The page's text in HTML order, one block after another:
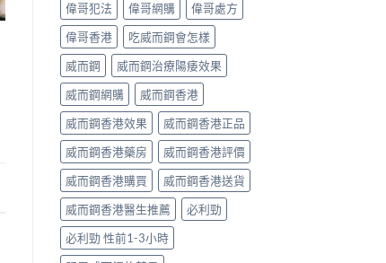
偉哥犯法
偉哥網購
偉哥處方
偉哥香港
吃威而鋼會怎樣
威而鋼
威而鋼治療陽痿效果
威而鋼網購
威而鋼香港
威而鋼香港效果
威而鋼香港正品
威而鋼香港藥房
威而鋼香港評價
威而鋼香港購買
威而鋼香港送貨
威而鋼香港醫生推薦
必利勁
必利勁 性前1-3小時